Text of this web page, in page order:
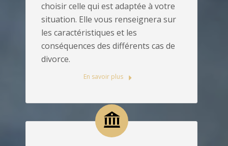
choisir celle qui est adaptée à votre
situation. Elle vous renseignera sur
les caractéristiques et les
conséquences des différents cas de
divorce.
En savoir plus